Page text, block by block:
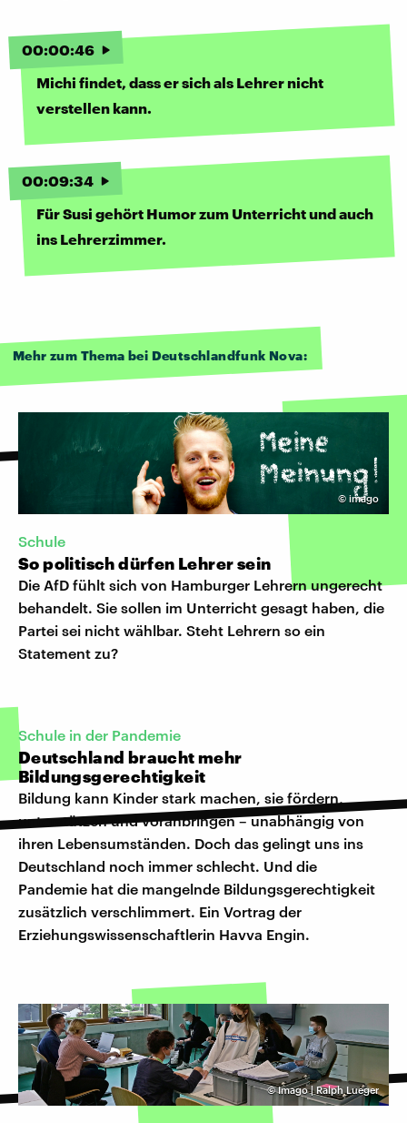
00:00:46
Michi findet, dass er sich als Lehrer nicht
verstellen kann.
00:09:34
Für Susi gehört Humor zum Unterricht und auch
ins Lehrerzimmer.
Mehr zum Thema bei Deutschlandfunk Nova:
© imago
Schule
So politisch dürfen Lehrer sein
Die AfD fühlt sich von Hamburger Lehrern ungerecht
behandelt. Sie sollen im Unterricht gesagt haben, die
Partei sei nicht wählbar. Steht Lehrern so ein
Statement zu?
Schule in der Pandemie
Deutschland braucht mehr
Bildungsgerechtigkeit
Bildung kann Kinder stark machen, sie fördern,
unterstützen und voranbringen – unabhängig von
ihren Lebensumständen. Doch das gelingt uns ins
Deutschland noch immer schlecht. Und die
Pandemie hat die mangelnde Bildungsgerechtigkeit
zusätzlich verschlimmert. Ein Vortrag der
Erziehungswissenschaftlerin Havva Engin.
©Imago | Ralph Lueger